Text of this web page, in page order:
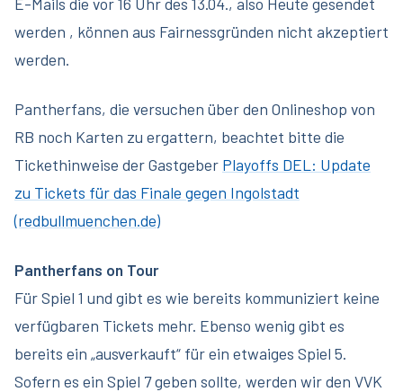
werden , können aus Fairnessgründen nicht akzeptiert
werden.
Pantherfans, die versuchen über den Onlineshop von
RB noch Karten zu ergattern, beachtet bitte die
Tickethinweise der Gastgeber Playoffs DEL: Update
zu Tickets für das Finale gegen Ingolstadt
(redbullmuenchen.de)
Pantherfans on Tour
Für Spiel 1 und gibt es wie bereits kommuniziert keine
verfügbaren Tickets mehr. Ebenso wenig gibt es
bereits ein „ausverkauft“ für ein etwaiges Spiel 5.
Sofern es ein Spiel 7 geben sollte, werden wir den VVK